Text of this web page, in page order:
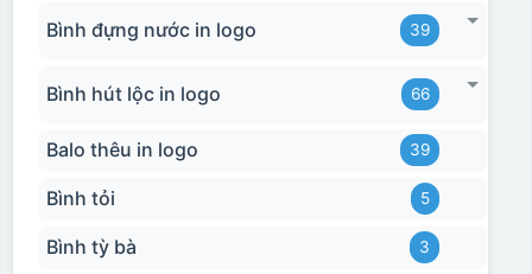
Bình đựng nước in logo 39
Bình hút lộc in logo 66
Balo thêu in logo 39
Bình tỏi 5
Bình tỳ bà 3